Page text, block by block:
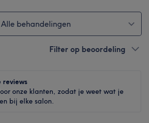
Alle behandelingen
Filter op beoordeling
reviews
onze klanten, zodat je weet wat je
bij elke salon.